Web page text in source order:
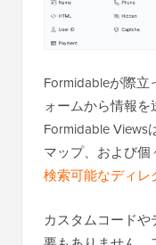
Formidableが際立
ォームから情報を
Formidable Views
マップ、および
検索可能なディレ
カスタムコード